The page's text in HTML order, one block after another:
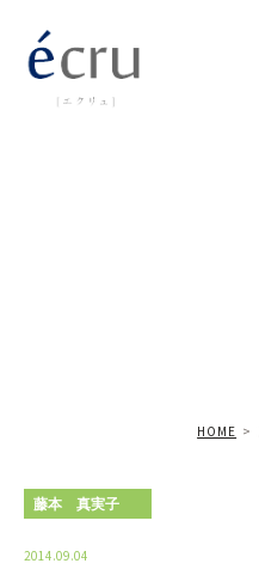
HOME
藤本 真実子
2014.09.04